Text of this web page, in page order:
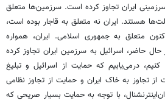
ایران تجاوز کرده است. سرزمین‌ها متعلق
هستند. ایران نه متعلق به قاجار بوده است،
متعلق به جمهوری اسلامی. ایران، همواره
حاضر، اسرائیل به سرزمین ایران تجاوز کرده
درمی‌یابیم که حمایت از اسرائیل و تبلیغ
از تجاوز به خاک ایران و حمایت از تجاوز نظامی
با توجه به حمایت بسیار صریحی که